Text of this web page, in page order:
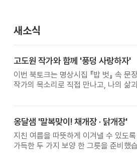
새소식
고도원 작가와 함께 '풍덩 사랑하자'
이번 북토크는 명상시집 『밥 벗』 속 문
작가의 목소리로 직접 만나고, 나의 삶
옹달샘 '말복맞이! 채개장 · 닭개장'
지친 여름을 따뜻하게 이겨낼 수 있도록
가득한 두 가지 보양 한 그릇을 준비했